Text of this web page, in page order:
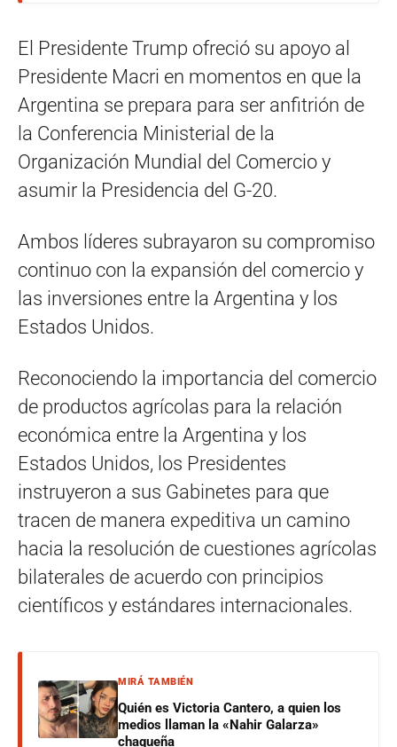
El Presidente Trump ofreció su apoyo al
Presidente Macri en momentos en que la
Argentina se prepara para ser anfitrión de
la Conferencia Ministerial de la
Organización Mundial del Comercio y
asumir la Presidencia del G-20.
Ambos líderes subrayaron su compromiso
continuo con la expansión del comercio y
las inversiones entre la Argentina y los
Estados Unidos.
Reconociendo la importancia del comercio
de productos agrícolas para la relación
económica entre la Argentina y los
Estados Unidos, los Presidentes
instruyeron a sus Gabinetes para que
tracen de manera expeditiva un camino
hacia la resolución de cuestiones agrícolas
bilaterales de acuerdo con principios
científicos y estándares internacionales.
MIRÁ TAMBIÉN
Quién es Victoria Cantero, a quien los
medios llaman la «Nahir Galarza»
chaqueña